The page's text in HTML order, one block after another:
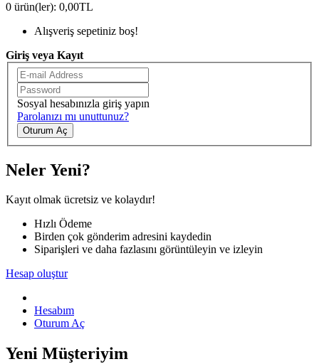
0 ürün(ler): 0,00TL
Alışveriş sepetiniz boş!
Giriş veya Kayıt
Sosyal hesabınızla giriş yapın
Parolanızı mı unuttunuz?
Oturum Aç
Neler Yeni?
Kayıt olmak ücretsiz ve kolaydır!
Hızlı Ödeme
Birden çok gönderim adresini kaydedin
Siparişleri ve daha fazlasını görüntüleyin ve izleyin
Hesap oluştur
Hesabım
Oturum Aç
Yeni Müşteriyim